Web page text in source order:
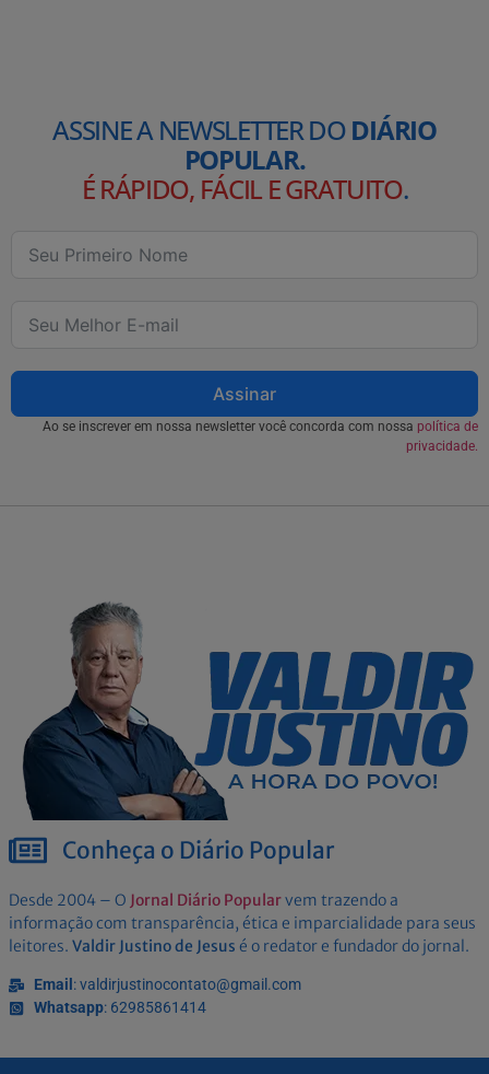
ASSINE A NEWSLETTER DODIÁRIO
POPULAR.
É RÁPIDO, FÁCIL E GRATUITO.
Assinar
Ao se inscrever em nossa newsletter você concorda com nossa política de
privacidade.
Conheça o Diário Popular
Desde 2004 – O Jornal Diário Popularvem trazendo a
informação com transparência, ética e imparcialidade para seus
leitores. Valdir Justino de Jesus é o redator e fundador do jornal.
Email : valdirjustinocontato@gmail.com
Whatsapp: 62985861414